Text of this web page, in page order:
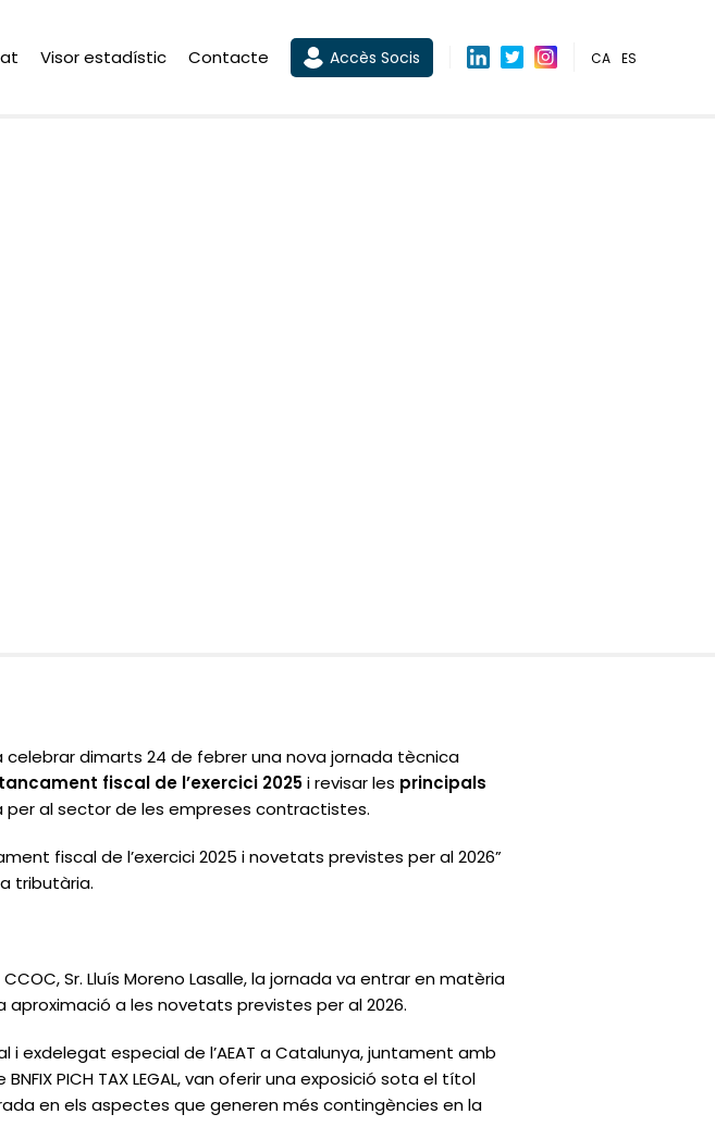
Visor estadístic Contacte Accès Socis CA ES
celebrar dimarts 24 de febrer una nova jornada tècnica
tancament fiscal de l’exercici 2025i revisar les principals
per al sector de les empreses contractistes.
fiscal de l’exercici 2025 i novetats previstes per al 2026”
tributària.
Sr. Lluís Moreno Lasalle, la jornada va entrar en matèria
a les novetats previstes per al 2026.
i exdelegat especial de l’AEAT a Catalunya, juntament amb
PICH TAX LEGAL, van oferir una exposició sota el títol
en els aspectes que generen més contingències en la